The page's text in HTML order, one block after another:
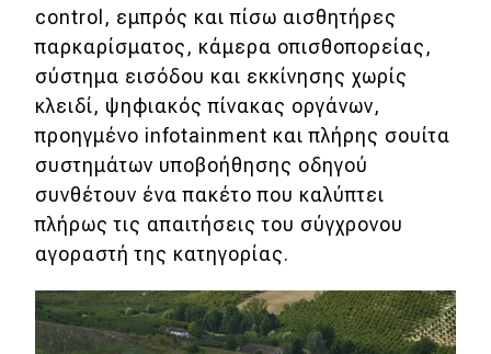
control, εμπρός και πίσω αισθητήρες
παρκαρίσματος, κάμερα οπισθοπορείας,
σύστημα εισόδου και εκκίνησης χωρίς
κλειδί, ψηφιακός πίνακας οργάνων,
προηγμένο infotainment και πλήρης σουίτα
συστημάτων υποβοήθησης οδηγού
συνθέτουν ένα πακέτο που καλύπτει
πλήρως τις απαιτήσεις του σύγχρονου
αγοραστή της κατηγορίας.